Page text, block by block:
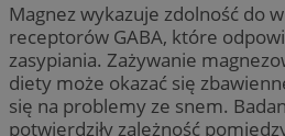
Magnez wykazuje zdolność do
receptorów GABA, które
zasypiania. Zażywanie
diety może okazać się
się na problemy ze snem.
potwierdziły zależność